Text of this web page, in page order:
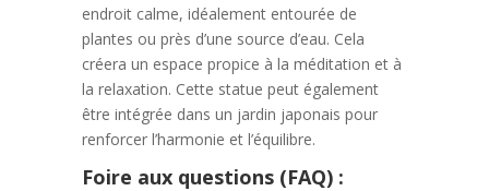
endroit calme, idéalement entourée de
plantes ou près d’une source d’eau. Cela
créera un espace propice à la méditation et à
la relaxation. Cette statue peut également
être intégrée dans un jardin japonais pour
renforcer l’harmonie et l’équilibre.
Foire aux questions (FAQ) :